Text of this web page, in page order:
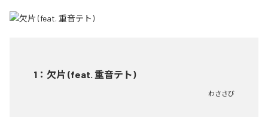
1 ： 欠片 (feat. 重音テト)
わささび